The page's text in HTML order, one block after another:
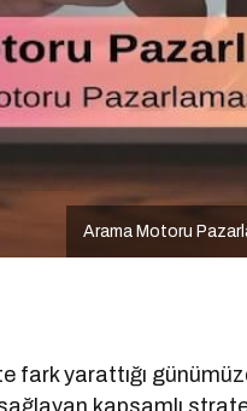
Arama Motoru
fark yarattığı
kapsamlı